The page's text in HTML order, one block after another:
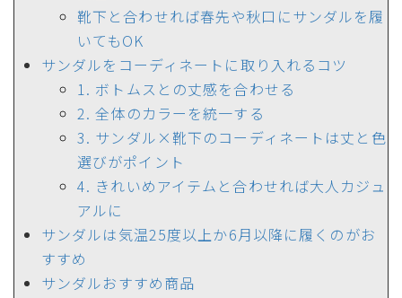
靴下と合わせれば春先や秋口にサンダルを履
いてもOK
サンダルをコーディネートに取り入れるコツ
1. ボトムスとの丈感を合わせる
2. 全体のカラーを統一する
3. サンダル×靴下のコーディネートは丈と色
選びがポイント
4. きれいめアイテムと合わせれば大人カジュ
アルに
サンダルは気温25度以上か6月以降に履くのがお
すすめ
サンダルおすすめ商品